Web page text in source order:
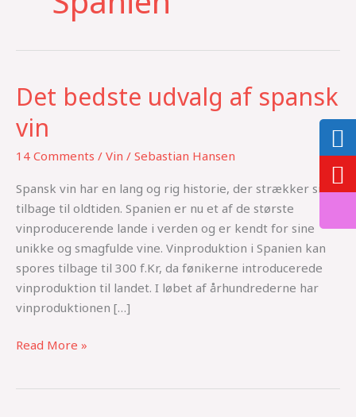
Det bedste udvalg af spansk
vin
14 Comments / Vin / Sebastian Hansen
Spansk vin har en lang og rig historie, der strækker sig
tilbage til oldtiden. Spanien er nu et af de største
vinproducerende lande i verden og er kendt for sine
unikke og smagfulde vine. Vinproduktion i Spanien kan
spores tilbage til 300 f.Kr, da fønikerne introducerede
vinproduktion til landet. I løbet af århundrederne har
vinproduktionen […]
Det
bedste
udvalg
af
vin
Read More »